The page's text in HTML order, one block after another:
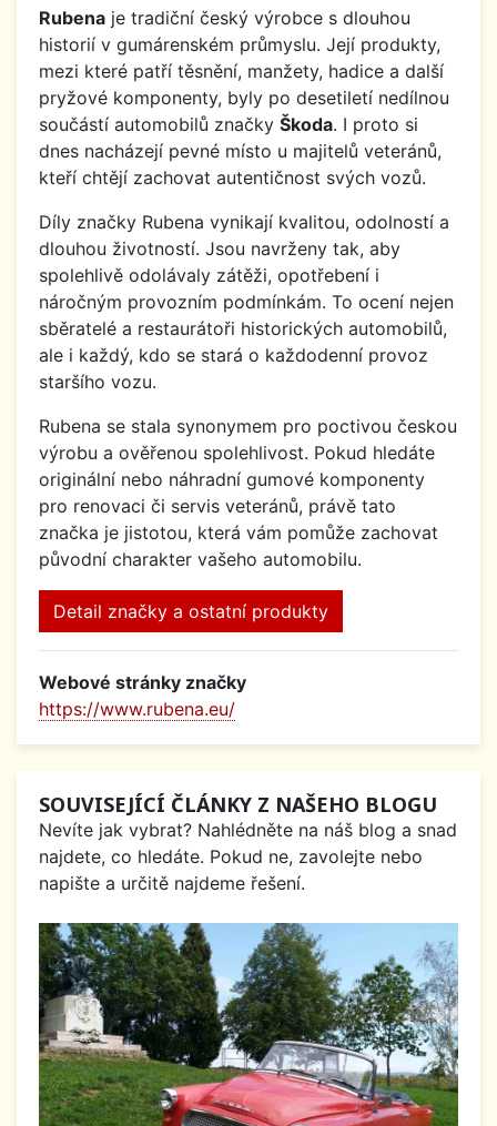
Rubena je tradiční český výrobce s dlouhou
historií v gumárenském průmyslu. Její produkty,
mezi které patří těsnění, manžety, hadice a další
pryžové komponenty, byly po desetiletí nedílnou
součástí automobilů značky Škoda. I proto si
dnes nacházejí pevné místo u majitelů veteránů,
kteří chtějí zachovat autentičnost svých vozů.
Díly značky Rubena vynikají kvalitou, odolností a
dlouhou životností. Jsou navrženy tak, aby
spolehlivě odolávaly zátěži, opotřebení i
náročným provozním podmínkám. To ocení nejen
sběratelé a restaurátoři historických automobilů,
ale i každý, kdo se stará o každodenní provoz
staršího vozu.
Rubena se stala synonymem pro poctivou českou
výrobu a ověřenou spolehlivost. Pokud hledáte
originální nebo náhradní gumové komponenty
pro renovaci či servis veteránů, právě tato
značka je jistotou, která vám pomůže zachovat
původní charakter vašeho automobilu.
Detail značky a ostatní produkty
Webové stránky značky
https://www.rubena.eu/
SOUVISEJÍCÍ ČLÁNKY Z NAŠEHO BLOGU
Nevíte jak vybrat? Nahlédněte na náš blog a snad
najdete, co hledáte. Pokud ne, zavolejte nebo
napište a určitě najdeme řešení.